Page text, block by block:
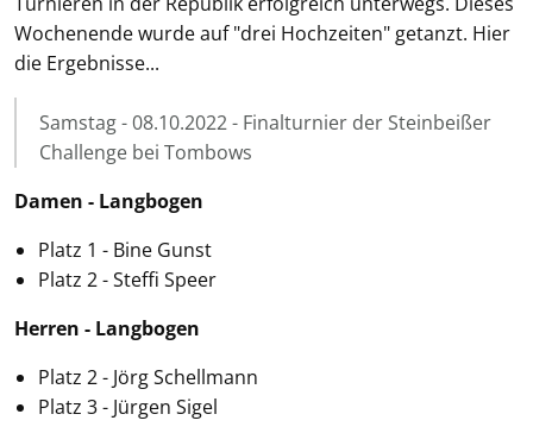
Wochenende wurde auf "drei Hochzeiten" getanzt. Hier
die Ergebnisse...
Samstag - 08.10.2022 - Finalturnier der Steinbeißer
Challenge bei Tombows
Damen - Langbogen
Platz 1 - Bine Gunst
Platz 2 - Steffi Speer
Herren - Langbogen
Platz 2 - Jörg Schellmann
Platz 3 - Jürgen Sigel